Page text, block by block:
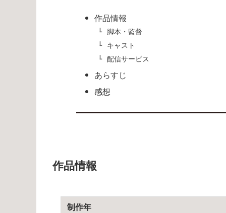
作品情報
脚本・監督
キャスト
配信サービス
あらすじ
感想
作品情報
制作年